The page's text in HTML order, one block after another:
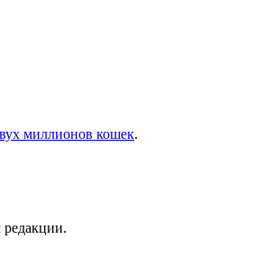
миллионов кошек.